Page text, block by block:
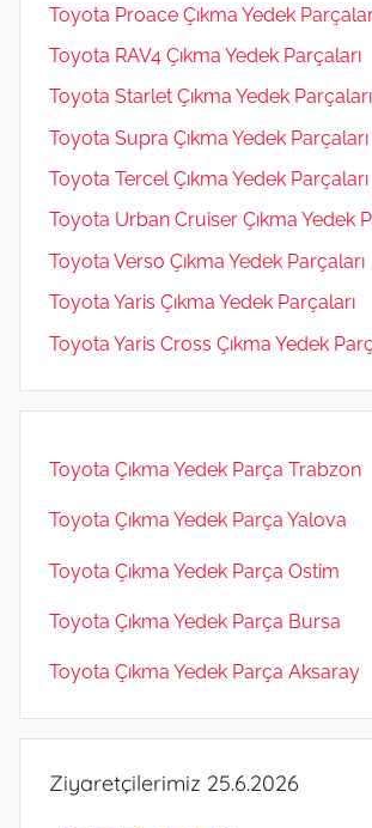
Toyota Proace Çıkma Yedek
Toyota RAV4 Çıkma Yedek Parçaları
Toyota Starlet Çıkma Yedek Parçaları
Toyota Supra Çıkma Yedek Parçaları
Toyota Tercel Çıkma Yedek Parçaları
Toyota Urban Cruiser Çıkma Yedek
Toyota Verso Çıkma Yedek Parçaları
Toyota Yaris Çıkma Yedek Parçaları
Toyota Yaris Cross Çıkma Yedek
Toyota Çıkma Yedek Parça Trabzon
Toyota Çıkma Yedek Parça Yalova
Toyota Çıkma Yedek Parça Ostim
Toyota Çıkma Yedek Parça Bursa
Toyota Çıkma Yedek Parça Aksaray
Ziyaretçilerimiz 25.6.2026